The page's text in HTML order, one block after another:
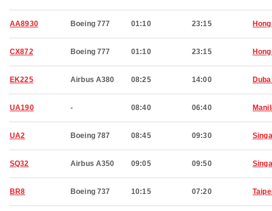
AA8930 Boeing 777 01:10 23:15
CX872 Boeing 777 01:10 23:15
EK225 Airbus A380 08:25 14:00
UA190 - 08:40 06:40
UA2 Boeing 787 08:45 09:30
SQ32 Airbus A350 09:05 09:50
BR8 Boeing 737 10:15 07:20